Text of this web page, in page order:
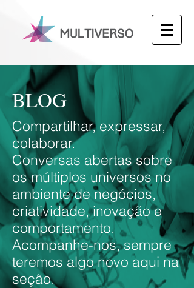
BLOG
Compartilhar, expressar,
colaborar.
Conversas abertas sobre
os múltiplos universos no
ambiente de negócios,
criatividade, inovação e
comportamento.
Acompanhe-nos, sempre
teremos algo novo aqui na
seção.